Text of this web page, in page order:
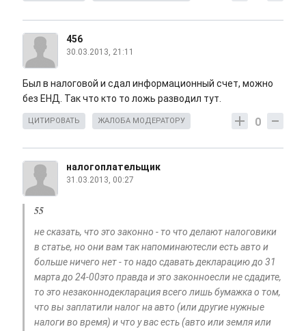
456
30.03.2013, 21:11
Был в налоговой и сдал информационный счет, можно
без ЕНД. Так что кто то ложь разводил тут.
0
ЦИТИРОВАТЬ ЖАЛОБА МОДЕРАТОРУ
налогоплательщик
31.03.2013, 00:27
55
не сказать, что это законно - то что делают налоговики
в статье, но они вам так напоминаютесли есть авто и
больше ничего нет - то надо сдавать декларацию до 31
марта до 24-00это правда и это законноесли не сдадите,
то это незаконнодекларация всего лишь бумажка о том,
что вы заплатили налог на авто (или другие нужные
налоги во время) и что у вас есть (авто или земля или